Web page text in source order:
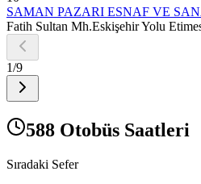
SAMAN PAZARI ESNAF VE
Fatih Sultan Mh.Eskişehir Yolu
1/9
588 Otobüs Saatleri
Sıradaki Sefer